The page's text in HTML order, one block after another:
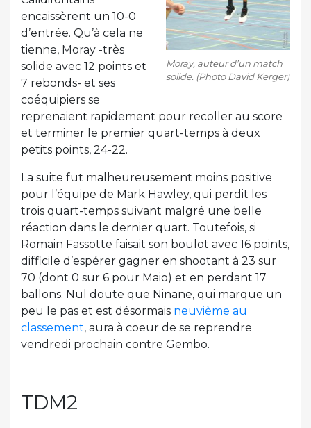
Moray, auteur d’un match
solide. (Photo David Kerger)
encaissèrent un 10-0
d’entrée. Qu’à cela ne
tienne, Moray -très
solide avec 12 points et
7 rebonds- et ses
coéquipiers se
reprenaient rapidement pour recoller au score
et terminer le premier quart-temps à deux
petits points, 24-22.
La suite fut malheureusement moins positive
pour l’équipe de Mark Hawley, qui perdit les
trois quart-temps suivant malgré une belle
réaction dans le dernier quart. Toutefois, si
Romain Fassotte faisait son boulot avec 16 points,
difficile d’espérer gagner en shootant à 23 sur
70 (dont 0 sur 6 pour Maio) et en perdant 17
ballons. Nul doute que Ninane, qui marque un
peu le pas et est désormais neuvième au
classement, aura à coeur de se reprendre
vendredi prochain contre Gembo.
TDM2